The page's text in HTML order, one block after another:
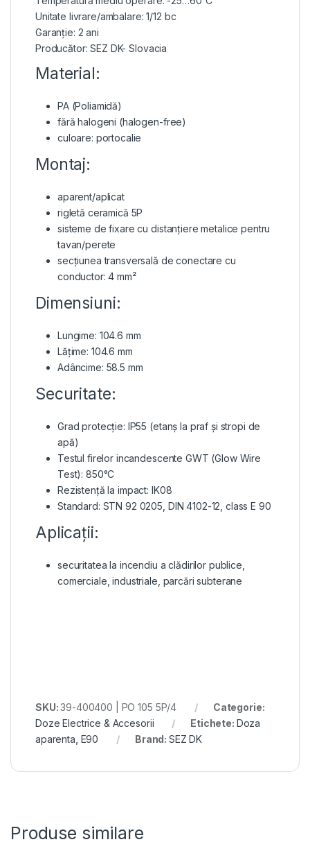
Unitate livrare/ambalare: 1/12 bc
Garanție: 2 ani
Producător: SEZ DK- Slovacia
Material:
PA (Poliamidă)
fără halogeni (halogen-free)
culoare: portocalie
Montaj:
aparent/aplicat
rigletă ceramică 5P
sisteme de fixare cu distanțiere metalice pentru
tavan/perete
secțiunea transversală de conectare cu
conductor: 4 mm²
Dimensiuni:
Lungime: 104.6 mm
Lățime: 104.6 mm
Adâncime: 58.5 mm
Securitate:
Grad protecție: IP55 (etanș la praf și stropi de
apă)
Testul firelor incandescente GWT (Glow Wire
Test): 850°C
Rezistență la impact: IK08
Standard: STN 92 0205, DIN 4102-12, class E 90
Aplicații:
securitatea la incendiu a clădirilor publice,
comerciale, industriale, parcări subterane
SKU:39-400400 | PO 105 5P/4
Categorie:
Doze Electrice & Accesorii
Etichete: Doza
aparenta E90 Brand: SEZ DK
Produse similare